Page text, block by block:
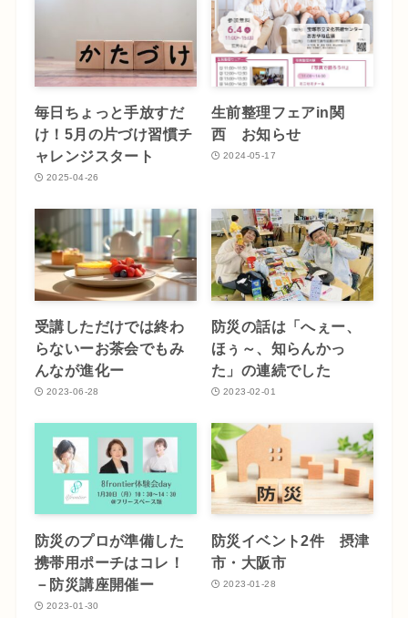
毎日ちょっと手放すだ
け！5月の片づけ習慣チ
ャレンジスタート
2025-04-26
生前整理フェアin関
西 お知らせ
2024-05-17
受講しただけでは終わ
らないーお茶会でもみ
んなが進化ー
2023-06-28
防災の話は「へぇー、
ほぅ～、知らんかっ
た」の連続でした
2023-02-01
防災のプロが準備した
携帯用ポーチはコレ！
－防災講座開催ー
2023-01-30
防災イベント2件 摂津
市・大阪市
2023-01-28